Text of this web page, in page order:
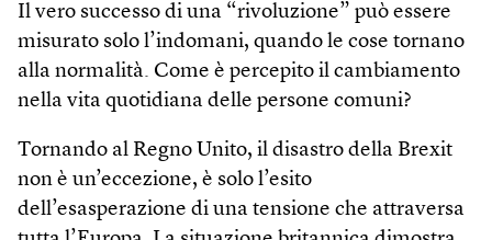
Il vero successo di una “rivoluzione” può essere
misurato solo l’indomani, quando le cose tornano
alla normalità. Come è percepito il cambiamento
nella vita quotidiana delle persone comuni?
Tornando al Regno Unito, il disastro della Brexit
non è un’eccezione, è solo l’esito
dell’esasperazione di una tensione che attraversa